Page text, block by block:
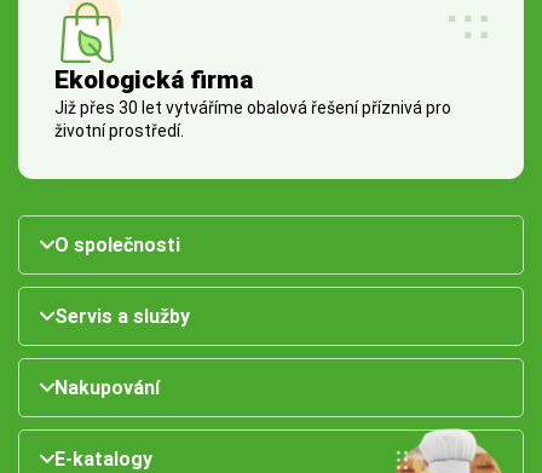
Ekologická firma
Již přes 30 let vytváříme obalová řešení příznivá pro
životní prostředí.
O společnosti
Servis a služby
Nakupování
E-katalogy